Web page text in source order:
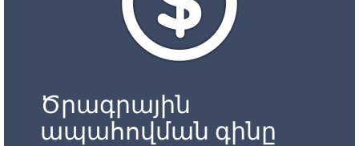
Ծրագրային
ապահովման գինը